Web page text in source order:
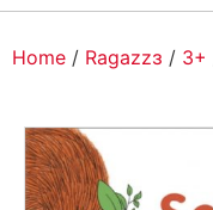
Home / Ragazzɜ / 3+